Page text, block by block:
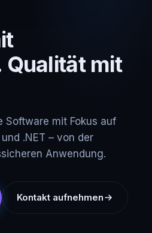
mit
Software mit Fokus auf
.NET – von der
Anwendung.
Kontakt aufnehmen